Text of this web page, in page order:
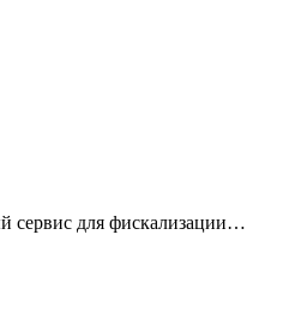
сервис для фискализации…